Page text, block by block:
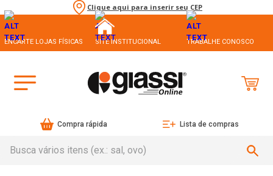
Clique aqui para inserir seu CEP
ENCARTE LOJAS FÍSICAS SITE INSTITUCIONAL TRABALHE CONOSCO
Compra rápida Lista de compras